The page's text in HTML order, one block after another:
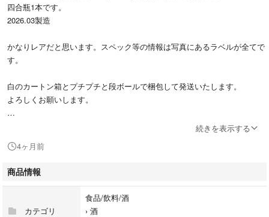
四合瓶1本です。
2026.03製造
かなりレアだと思います。スペック等の情報は写真にあるラベルが全てで
す。
白のカートン箱とプチプチと段ボールで梱包して発送いたします。
よろしくお願いします。
少 九州 佐賀 清酒 鍋島 裏鍋島 隠し酒 能古見 東一 東長 ブラックラ
ベル 4号瓶 写楽 宮泉 花邑 大吟醸 純米大吟醸 純米吟醸 花陽浴 射
美 仙禽 黒龍 新政 飛露喜 而今 勝駒 翠玉 蒼玉 雄町 愛山 産土
ーーーーーーーーーーーーー
続きを表示する
4ヶ月前
商品情報
カテゴリ
食品/飲料/酒
› 酒